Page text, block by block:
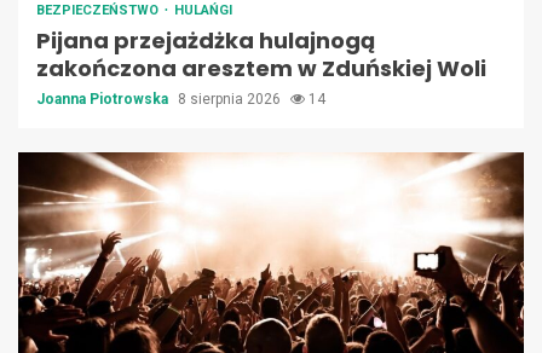
BEZPIECZEŃSTWO HULAŃGI
Pijana przejażdżka hulajnogą
zakończona aresztem w Zduńskiej Woli
Joanna Piotrowska 8 sierpnia 2026 14